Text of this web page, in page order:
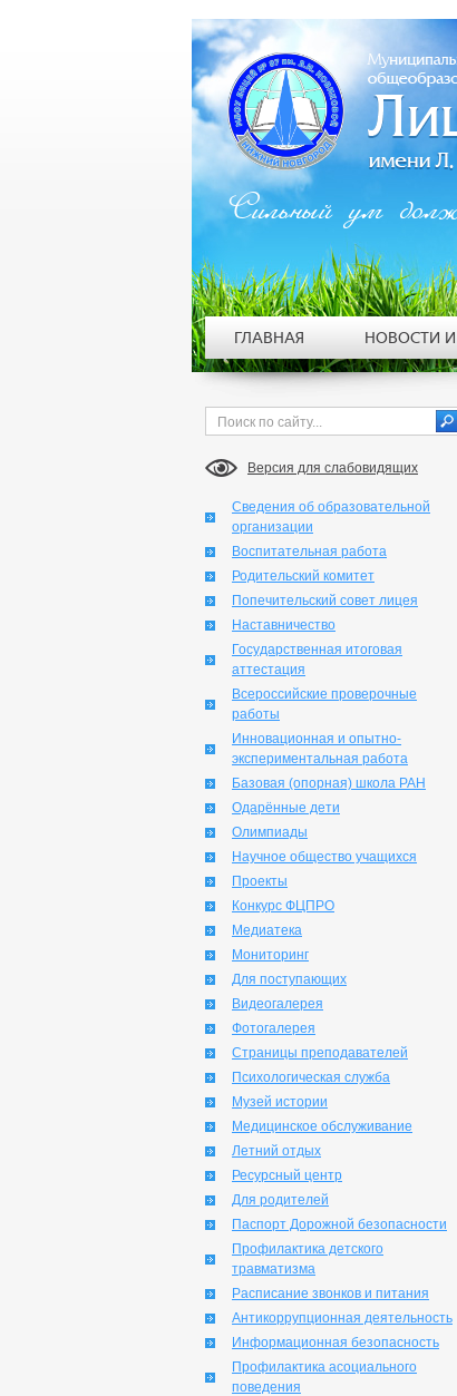
Версия для слабовидящих
Сведения об образовательной
организации
Воспитательная работа
Родительский комитет
Попечительский совет лицея
Наставничество
Государственная итоговая
аттестация
Всероссийские проверочные
работы
Инновационная и опытно-
экспериментальная работа
Базовая (опорная) школа РАН
Одарённые дети
Олимпиады
Научное общество учащихся
Проекты
Конкурс ФЦПРО
Медиатека
Мониторинг
Для поступающих
Видеогалерея
Фотогалерея
Страницы преподавателей
Психологическая служба
Музей истории
Медицинское обслуживание
Летний отдых
Ресурсный центр
Для родителей
Паспорт Дорожной безопасности
Профилактика детского
травматизма
Расписание звонков и питания
Антикоррупционная деятельность
Информационная безопасность
Профилактика асоциального
поведения
Сильный ум
ГЛАВНАЯ НОВОСТИ